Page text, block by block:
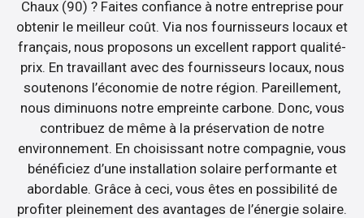
Chaux (90) ? Faites confiance à notre entreprise pour
obtenir le meilleur coût. Via nos fournisseurs locaux et
français, nous proposons un excellent rapport qualité-
prix. En travaillant avec des fournisseurs locaux, nous
soutenons l’économie de notre région. Pareillement,
nous diminuons notre empreinte carbone. Donc, vous
contribuez de même à la préservation de notre
environnement. En choisissant notre compagnie, vous
bénéficiez d’une installation solaire performante et
abordable. Grâce à ceci, vous êtes en possibilité de
profiter pleinement des avantages de l’énergie solaire.